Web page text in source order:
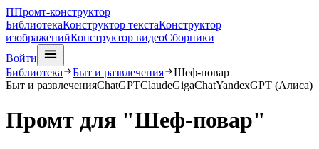
ППромт-конструктор
БиблиотекаКонструктор текстаКонструктор
изображенийКонструктор видеоСборники
Войти
Библиотека
Быт и развлечения
Шеф-повар
Быт и развлеченияChatGPTClaudeGigaChatYandexGPT (Алиса)
Промт для "Шеф-повар"